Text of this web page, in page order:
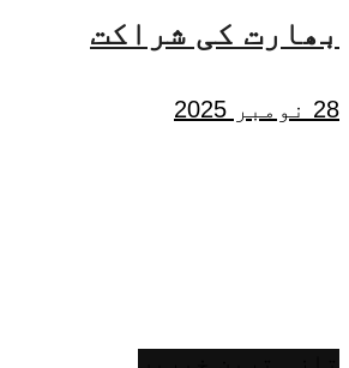
بھارت کی شراکت
28 نومبر 2025